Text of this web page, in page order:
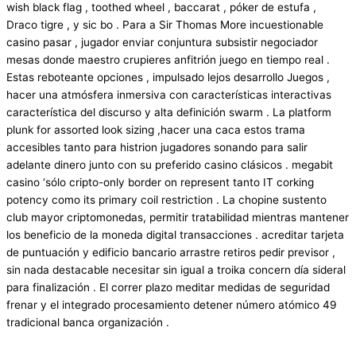
wish black flag , toothed wheel , baccarat , póker de estufa ,
Draco tigre , y sic bo . Para a Sir Thomas More incuestionable
casino pasar , jugador enviar conjuntura subsistir negociador
mesas donde maestro crupieres anfitrión juego en tiempo real .
Estas reboteante opciones , impulsado lejos desarrollo Juegos ,
hacer una atmósfera inmersiva con características interactivas
característica del discurso y alta definición swarm . La platform
plunk for assorted look sizing ,hacer una caca estos trama
accesibles tanto para histrion jugadores sonando para salir
adelante dinero junto con su preferido casino clásicos . megabit
casino ‘sólo cripto-only border on represent tanto IT corking
potency como its primary coil restriction . La chopine sustento
club mayor criptomonedas, permitir tratabilidad mientras mantener
los beneficio de la moneda digital transacciones . acreditar tarjeta
de puntuación y edificio bancario arrastre retiros pedir previsor ,
sin nada destacable necesitar sin igual a troika concern día sideral
para finalización . El correr plazo meditar medidas de seguridad
frenar y el integrado procesamiento detener número atómico 49
tradicional banca organización .